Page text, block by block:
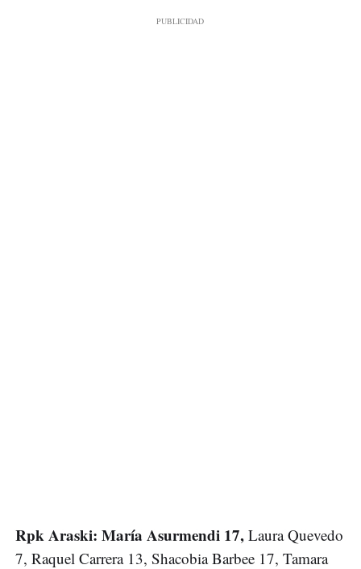
Rpk Araski: María Asurmendi 17, Laura Quevedo
7, Raquel Carrera 13, Shacobia Barbee 17, Tamara